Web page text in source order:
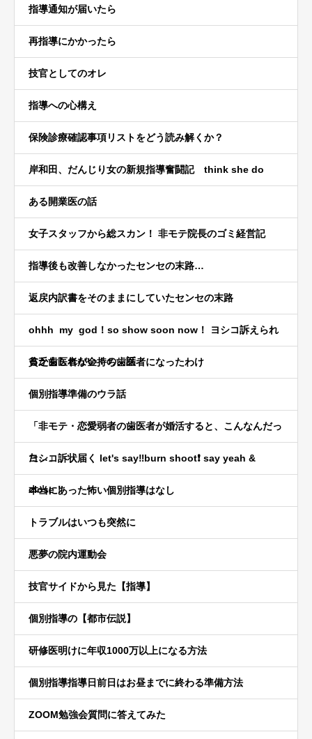
指導通知が届いたら
再指導にかかったら
技官としてのオレ
指導への心構え
保険診療確認事項リストをどう読み解くか？
岸和田、だんじり女の新規指導奮闘記 think she do
ある開業医の話
女子スタッフから総スカン！ 非モテ院長のゴミ経営記
指導後も改善しなかったセンセの末路…
返戻内訳書をそのままにしていたセンセの末路
ohhh my god！so show soon now！ ヨシコ訴えられ
るかもしれない！の、話
貧乏歯医者が金持ち歯医者になったわけ
個別指導準備のウラ話
「非モテ・恋愛弱者の歯医者が婚活すると、こんなんだっ
た…」
ヨシコ訴状届く let's say‼️burn shoot❗️ say yeah &
close！
本当にあった怖い個別指導はなし
トラブルはいつも突然に
悪夢の院内運動会
技官サイドから見た【指導】
個別指導の【都市伝説】
研修医明けに年収1000万以上になる方法
個別指導指導日前日はお昼までに終わる準備方法
ZOOM勉強会質問に答えてみた